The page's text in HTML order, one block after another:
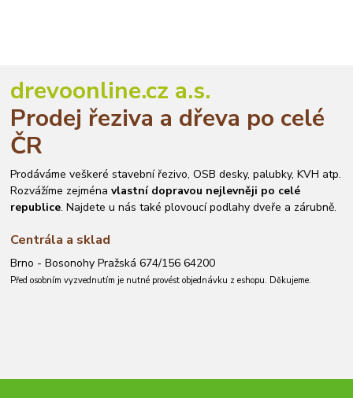
drevoonline.cz a.s.
Prodej řeziva a dřeva po celé
ČR
Prodáváme veškeré stavební řezivo, OSB desky, palubky, KVH atp.
Rozvážíme zejménavlastní dopravou nejlevněji po celé
republice. Najdete u nás také plovoucí podlahy dveře a zárubně.
Centrála a sklad
Brno - Bosonohy Pražská 674/156 64200
Před osobním vyzvednutím je nutné provést objednávku z eshopu. Děkujeme.